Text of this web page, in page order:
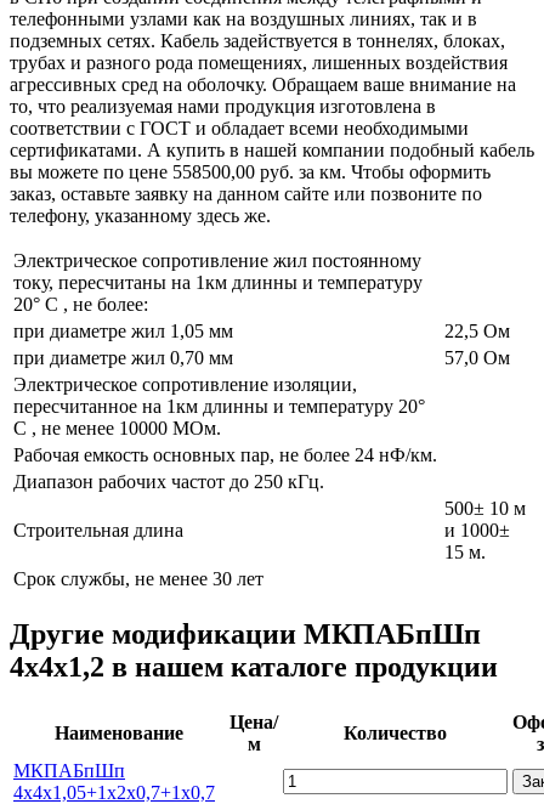
телефонными узлами как на воздушных линиях, так и в
подземных сетях. Кабель задействуется в тоннелях, блоках,
трубах и разного рода помещениях, лишенных воздействия
агрессивных сред на оболочку. Обращаем ваше внимание на
то, что реализуемая нами продукция изготовлена в
соответствии с ГОСТ и обладает всеми необходимыми
сертификатами. А купить в нашей компании подобный кабель
вы можете по цене 558500,00 руб. за км. Чтобы оформить
заказ, оставьте заявку на данном сайте или позвоните по
телефону, указанному здесь же.
Электрическое сопротивление жил постоянному
току, пересчитаны на 1км длинны и температуру
20° C , не более:
при диаметре жил 1,05 мм
22,5 Ом
при диаметре жил 0,70 мм
57,0 Ом
Электрическое сопротивление изоляции,
пересчитанное на 1км длинны и температуру 20°
C , не менее 10000 МОм.
Рабочая емкость основных пар, не более 24 нФ/км.
Диапазон рабочих частот до 250 кГц.
Строительная длина
500± 10 м
и 1000±
15 м.
Срок службы, не менее 30 лет
Другие модификации МКПАБпШп
4х4х1,2 в нашем каталоге продукции
Наименование
Цена/
м
Количество
МКПАБпШп
4х4х1,05+1х2х0,7+1х0,7